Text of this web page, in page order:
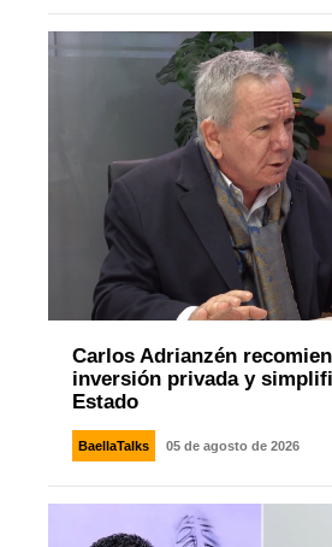
Carlos Adrianzén
inversión privada y
Estado
BaellaTalks 05 de agosto de 2026